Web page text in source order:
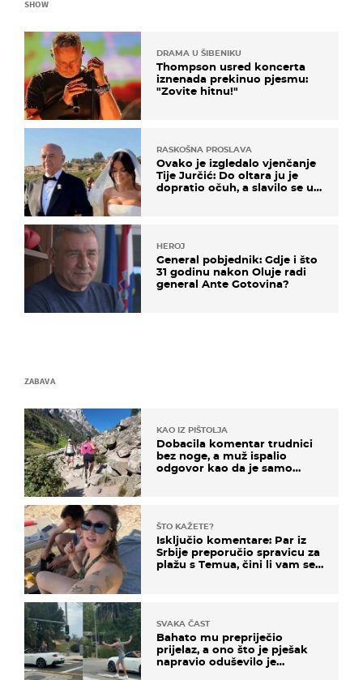
SHOW
DRAMA U ŠIBENIKU
Thompson usred koncerta
iznenada prekinuo pjesmu:
"Zovite hitnu!"
RASKOŠNA PROSLAVA
Ovako je izgledalo vjenčanje
Tije Jurčić: Do oltara ju je
dopratio očuh, a slavilo se uz
HEROJ
General pobjednik: Gdje i što
31 godinu nakon Oluje radi
general Ante Gotovina?
ZABAVA
KAO IZ PIŠTOLJA
Dobacila komentar trudnici
bez noge, a muž ispalio
odgovor kao da je samo
ŠTO KAŽETE?
Isključio komentare: Par iz
Srbije preporučio spravicu za
plažu s Temua, čini li vam se
SVAKA ČAST
Bahato mu prepriječio
prijelaz, a ono što je pješak
napravio oduševilo je